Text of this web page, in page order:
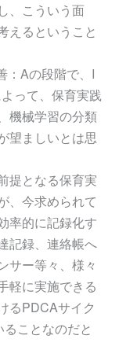
、こういう面
えるということ
：Aの段階で、I
って、保育実践
機械学習の分類
望ましいとは思
提となる保育実
、今求められて
率的に記録化す
記録、連絡帳へ
サー等々、様々
軽に実施できる
るPDCAサイク
ことなのだと